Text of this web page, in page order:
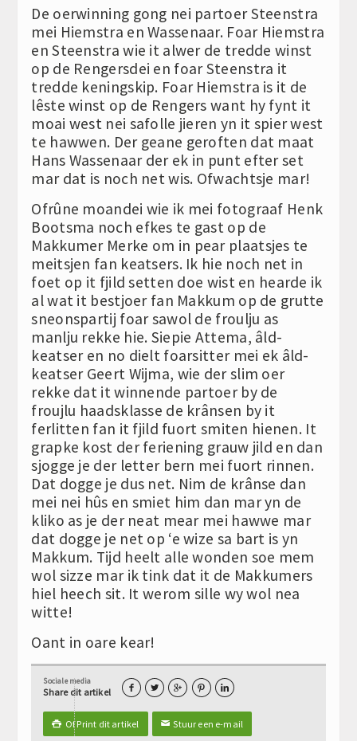
De oerwinning gong nei partoer Steenstra
mei Hiemstra en Wassenaar. Foar Hiemstra
en Steenstra wie it alwer de tredde winst
op de Rengersdei en foar Steenstra it
tredde keningskip. Foar Hiemstra is it de
lêste winst op de Rengers want hy fynt it
moai west nei safolle jieren yn it spier west
te hawwen. Der geane geroften dat maat
Hans Wassenaar der ek in punt efter set
mar dat is noch net wis. Ofwachtsje mar!
Ofrûne moandei wie ik mei fotograaf Henk
Bootsma noch efkes te gast op de
Makkumer Merke om in pear plaatsjes te
meitsjen fan keatsers. Ik hie noch net in
foet op it fjild setten doe wist en hearde ik
al wat it bestjoer fan Makkum op de grutte
sneonspartij foar sawol de froulju as
manlju rekke hie. Siepie Attema, âld-
keatser en no dielt foarsitter mei ek âld-
keatser Geert Wijma, wie der slim oer
rekke dat it winnende partoer by de
froujlu haadsklasse de krânsen by it
ferlitten fan it fjild fuort smiten hienen. It
grapke kost der feriening grauw jild en dan
sjogge je der letter bern mei fuort rinnen.
Dat dogge je dus net. Nim de krânse dan
mei nei hûs en smiet him dan mar yn de
kliko as je der neat mear mei hawwe mar
dat dogge je net op ‘e wize sa bart is yn
Makkum. Tijd heelt alle wonden soe mem
wol sizze mar ik tink dat it de Makkumers
hiel heech sit. It werom sille wy wol nea
witte!
Oant in oare kear!
Sociale media
Share dit artikel     
 Of Print dit artikel ✉Stuur een e-mail